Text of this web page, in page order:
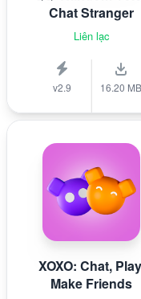
Chat Stranger
Liên lạc
v2.9 16.20 MB
XOXO: Chat,
Make Friends